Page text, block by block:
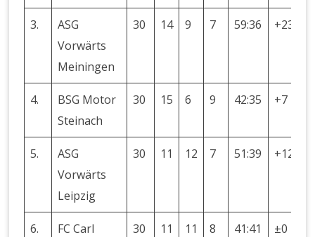
3.
ASG
Vorwärts
Meiningen
30 14 9 7 59:36 +23
4.
BSG Motor
Steinach
30 15 6 9 42:35 +7
5.
ASG
Vorwärts
Leipzig
30 11 12 7 51:39 +12
6.
FC Carl
30 11 11 8 41:41 ±0